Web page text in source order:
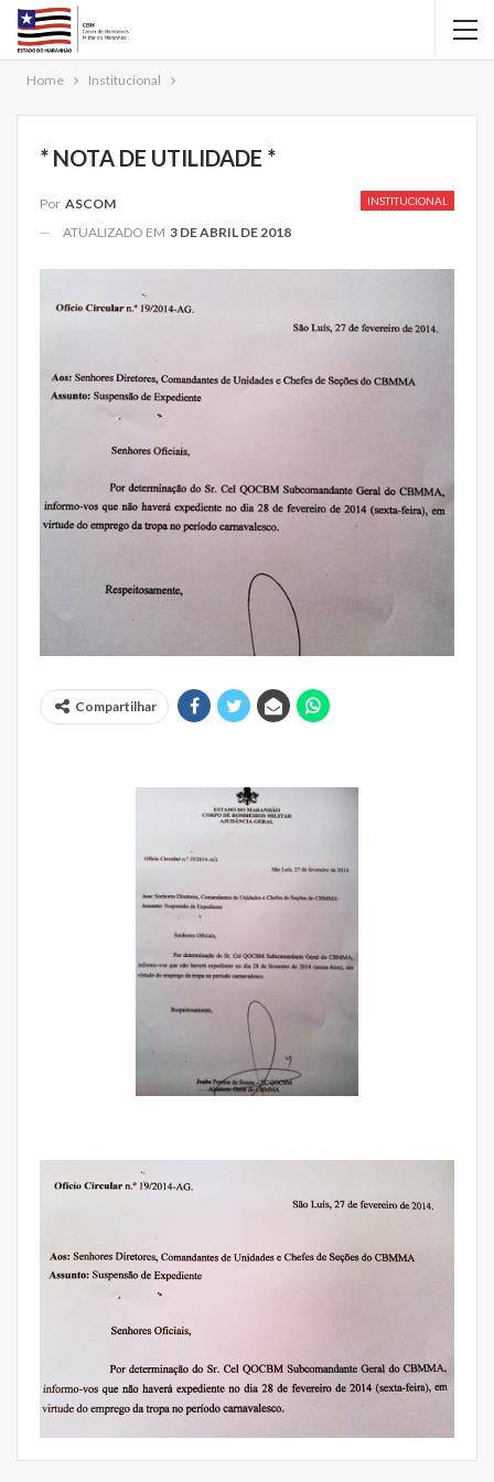
Home Institucional
* NOTA DE UTILIDADE *
INSTITUCIONAL
Por ASCOM
ATUALIZADO EM 3 DE ABRIL DE 2018
Compartilhar